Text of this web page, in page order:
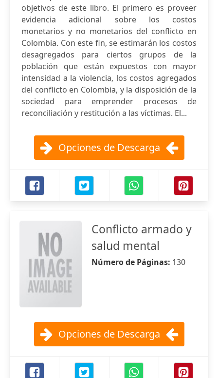
objetivos de este libro. El primero es proveer
evidencia adicional sobre los costos
monetarios y no monetarios del conflicto en
Colombia. Con este fin, se estimarán los costos
desagregados para ciertos grupos de la
población que están expuestos con mayor
intensidad a la violencia, los costos agregados
del conflicto en Colombia, y la disposición de la
sociedad para emprender procesos de
reconciliación y restitución a las víctimas. El...
Opciones de Descarga
Conflicto armado y
salud mental
Número de Páginas: 130
Opciones de Descarga